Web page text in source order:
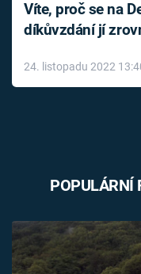
Víte, proč se na
díkůvzdání jí
24. listopadu 2022
POPULÁRNÍ